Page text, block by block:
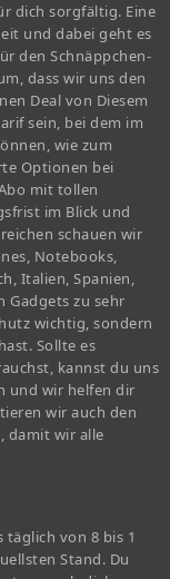
dich sorgfältig. Eine
und dabei geht es
den Schnäppchen-
dass wir uns den
Deal von Diesem
sein, bei dem im
wie zum
Optionen bei
mit tollen
im Blick und
schauen wir
Notebooks,
Italien, Spanien,
Gadgets zu sehr
wichtig, sondern
Sollte es
kannst du uns
und wir helfen dir
wir auch den
damit wir alle
täglich von 8 bis 1
Stand. Du